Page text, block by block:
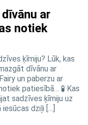
ar
notiek
ķīmiju? Lūk, kas
dīvānu ar
un paberzu ar
patiesībā… 🧪 Kas
sadzīves ķīmiju uz
dziļi […]